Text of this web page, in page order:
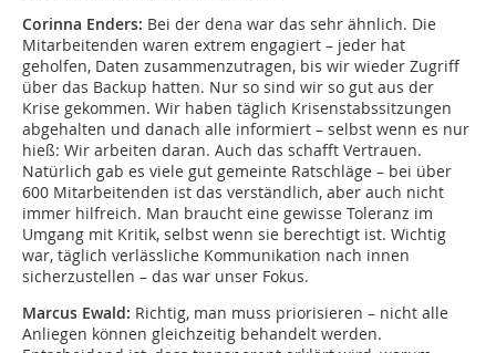
Corinna Enders: Bei der dena war das sehr ähnlich. Die
Mitarbeitenden waren extrem engagiert – jeder hat
geholfen, Daten zusammenzutragen, bis wir wieder Zugriff
über das Backup hatten. Nur so sind wir so gut aus der
Krise gekommen. Wir haben täglich Krisenstabssitzungen
abgehalten und danach alle informiert – selbst wenn es nur
hieß: Wir arbeiten daran. Auch das schafft Vertrauen.
Natürlich gab es viele gut gemeinte Ratschläge – bei über
600 Mitarbeitenden ist das verständlich, aber auch nicht
immer hilfreich. Man braucht eine gewisse Toleranz im
Umgang mit Kritik, selbst wenn sie berechtigt ist. Wichtig
war, täglich verlässliche Kommunikation nach innen
sicherzustellen – das war unser Fokus.
Marcus Ewald: Richtig, man muss priorisieren – nicht alle
Anliegen können gleichzeitig behandelt werden.